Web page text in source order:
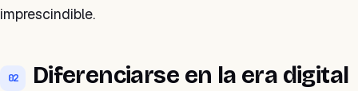
imprescindible.
02 Diferenciarse en la era digital